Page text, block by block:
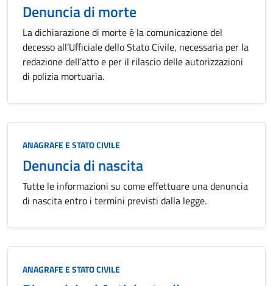
Denuncia di morte
La dichiarazione di morte è la comunicazione del
decesso all’Ufficiale dello Stato Civile, necessaria per la
redazione dell’atto e per il rilascio delle autorizzazioni
di polizia mortuaria.
Categoria:
ANAGRAFE E STATO CIVILE
Denuncia di nascita
Tutte le informazioni su come effettuare una denuncia
di nascita entro i termini previsti dalla legge.
Categoria:
ANAGRAFE E STATO CIVILE